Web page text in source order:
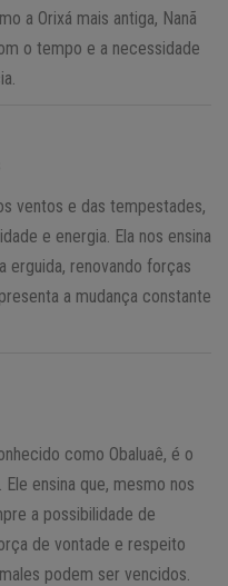
a Orixá mais antiga, Nanã
o tempo e a necessidade
ventos e das tempestades,
e energia. Ela nos ensina
erguida, renovando forças
a mudança constante
como Obaluaê, é o
ensina que, mesmo nos
a possibilidade de
de vontade e respeito
podem ser vencidos.